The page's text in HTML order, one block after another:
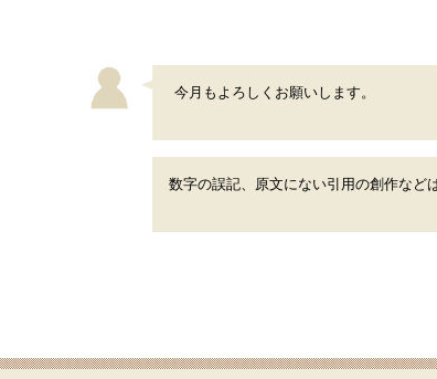
今月もよろしくお願いします。
数字の誤記、原文にない引用の創作など